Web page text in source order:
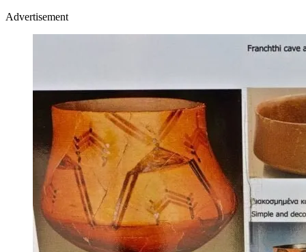
Advertisement